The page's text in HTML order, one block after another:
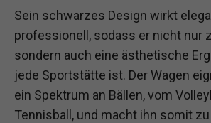
Sein schwarzes Design wirkt
professionell, sodass er nicht nur
sondern auch eine ästhetische
jede Sportstätte ist. Der Wagen
ein Spektrum an Bällen, vom
Tennisball, und macht ihn somit